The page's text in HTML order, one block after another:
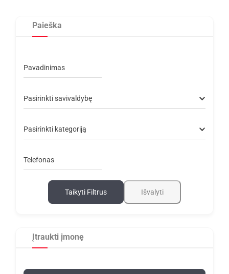
Paieška
Pavadinimas
Pasirinkti savivaldybę
Pasirinkti kategoriją
Telefonas
Taikyti Filtrus Išvalyti
Įtraukti įmonę